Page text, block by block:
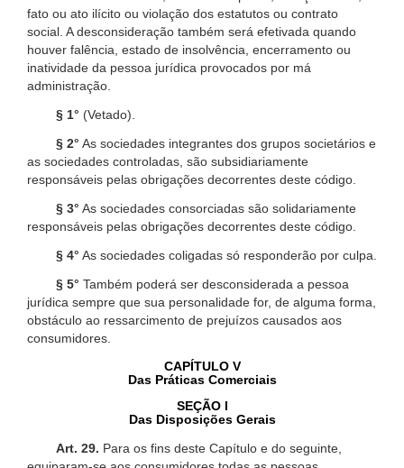
fato ou ato ilícito ou violação dos estatutos ou contrato
social. A desconsideração também será efetivada quando
houver falência, estado de insolvência, encerramento ou
inatividade da pessoa jurídica provocados por má
administração.
§ 1° (Vetado).
§ 2° As sociedades integrantes dos grupos societários e
as sociedades controladas, são subsidiariamente
responsáveis pelas obrigações decorrentes deste código.
§ 3° As sociedades consorciadas são solidariamente
responsáveis pelas obrigações decorrentes deste código.
§ 4° As sociedades coligadas só responderão por culpa.
§ 5° Também poderá ser desconsiderada a pessoa
jurídica sempre que sua personalidade for, de alguma forma,
obstáculo ao ressarcimento de prejuízos causados aos
consumidores.
CAPÍTULO V
Das Práticas Comerciais
SEÇÃO I
Das Disposições Gerais
Art. 29. Para os fins deste Capítulo e do seguinte,